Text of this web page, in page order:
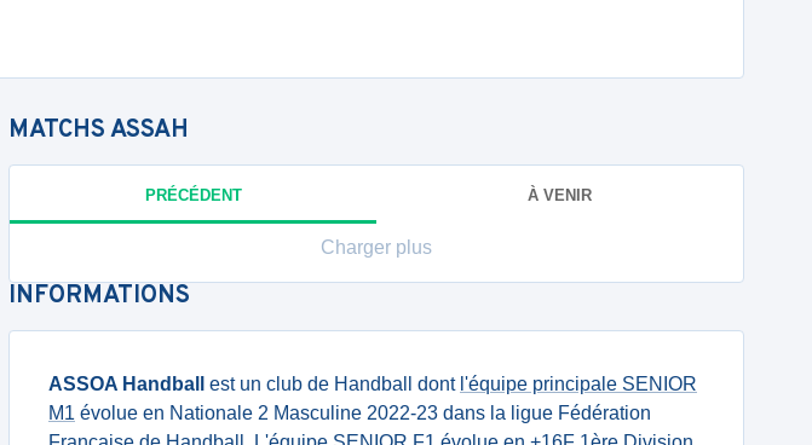
MATCHSASSAH
PRÉCÉDENT À VENIR
Charger plus
INFORMATIONS
ASSOA Handball est un club de Handball dont l'équipe principale SENIOR
M1 évolue en Nationale 2 Masculine 2022-23 dans la ligue Fédération